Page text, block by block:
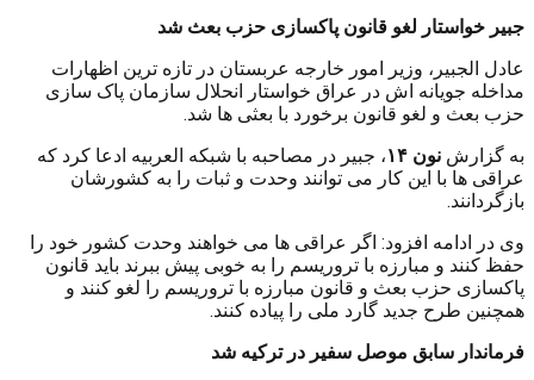
جبیر خواستار لغو قانون پاکسازی حزب بعث شد
عادل الجبیر، وزیر امور خارجه عربستان در تازه ترین اظهارات
مداخله جویانه اش در عراق خواستار انحلال سازمان پاک سازی
حزب بعث و لغو قانون برخورد با بعثی ها شد.
به گزارش نون ۱۴
، جبیر در مصاحبه با شبکه العربیه ادعا کرد که
عراقی ها با این کار می توانند وحدت و ثبات را به کشورشان
بازگردانند.
وی در ادامه افزود: اگر عراقی ها می خواهند وحدت کشور خود را
حفظ کنند و مبارزه با تروریسم را به خوبی پیش ببرند باید قانون
پاکسازی حزب بعث و قانون مبارزه با تروریسم را لغو کنند و
همچنین طرح جدید گارد ملی را پیاده کنند.
فرماندار سابق موصل سفیر در ترکیه شد